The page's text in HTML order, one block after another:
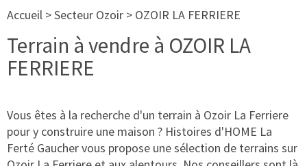
Accueil >Secteur Ozoir > OZOIR LA FERRIERE
Terrain à vendre à OZOIR LA
FERRIERE
Vous êtes à la recherche d'un terrain à Ozoir La Ferriere
pour y construire une maison ? Histoires d'HOME La
Ferté Gaucher vous propose une sélection de terrains sur